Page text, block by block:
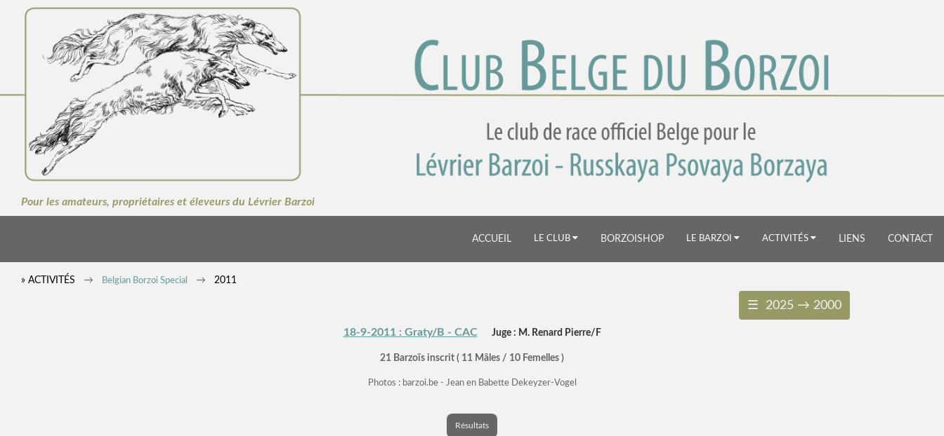
Pour les amateurs, propriétaires et éleveurs du Lévrier Barzoi
ACCUEIL LE CLUB BORZOISHOP LE BARZOI ACTIVITÉS LIENS CONTACT
» ACTIVITÉS Belgian Borzoi Special 2011
☰ 2025 → 2000
18-9-2011 : Graty/B - CAC Juge : M. Renard Pierre/F
21 Barzoïs inscrit ( 11 Mâles / 10 Femelles )
Photos : barzoi.be - Jean en Babette Dekeyzer-Vogel
Résultats